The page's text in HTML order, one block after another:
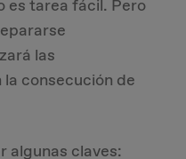
es tarea fácil. Pero
las
consecución de
algunas claves: